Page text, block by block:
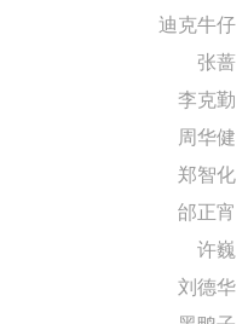
迪克牛仔
张蔷
李克勤
周华健
郑智化
邰正宵
许巍
刘德华